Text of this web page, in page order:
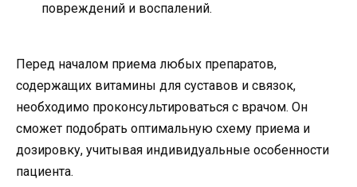
повреждений и воспалений.
Перед началом приема любых препаратов,
содержащих витамины для суставов и связок,
необходимо проконсультироваться с врачом. Он
сможет подобрать оптимальную схему приема и
дозировку, учитывая индивидуальные особенности
пациента.